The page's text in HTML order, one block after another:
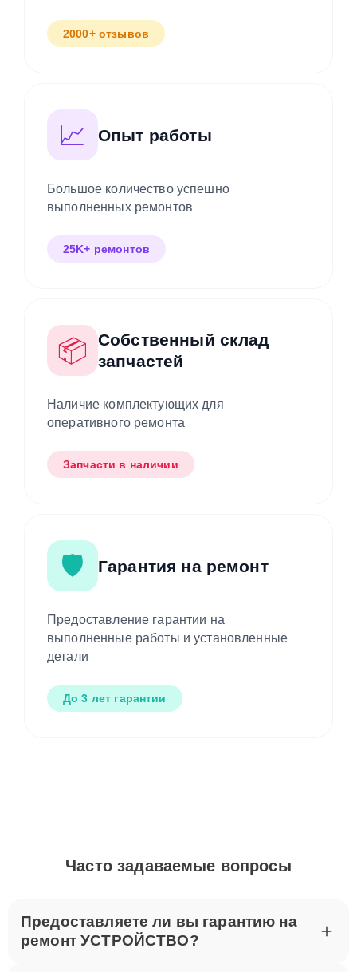
2000+ отзывов
📈 Опыт работы
Большое количество успешно
выполненных ремонтов
25K+ ремонтов
📦
Собственный склад
запчастей
Наличие комплектующих для
оперативного ремонта
Запчасти в наличии
🛡️ Гарантия на ремонт
Предоставление гарантии на
выполненные работы и установленные
детали
До 3 лет гарантии
Часто задаваемые вопросы
Предоставляете ли вы гарантию на
ремонт УСТРОЙСТВО?